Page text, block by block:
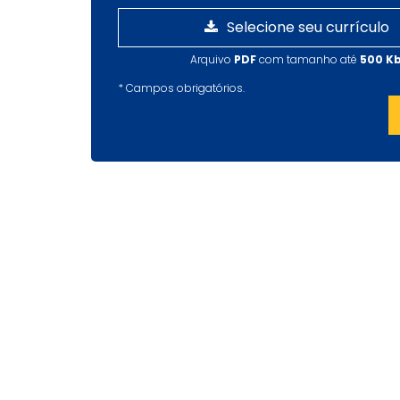
Selecione seu currículo
Arquivo PDFcom tamanho até 500 Kb
*Campos obrigatórios.